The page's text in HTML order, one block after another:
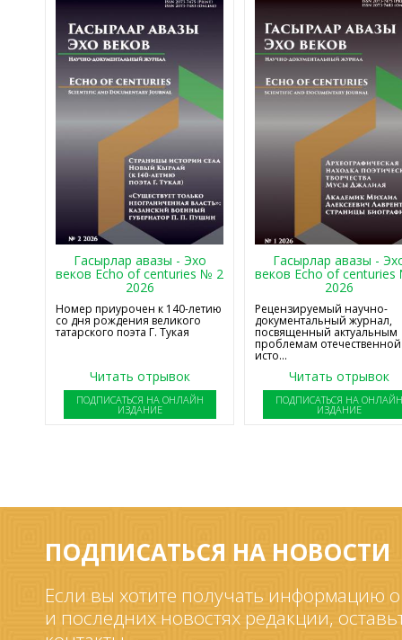
Гасырлар авазы - Эхо
веков Echo of centuries № 2
2026
Номер приурочен к 140-летию
со дня рождения великого
татарского поэта Г. Тукая
Читать отрывок
ПОДПИСАТЬСЯ НА ОНЛАЙН
ИЗДАНИЕ
Гасырлар авазы -
веков Echo of
2026
Рецензируемый научно-
документальный журнал,
посвященный актуальным
проблемам отечественной
исто...
Читать отрывок
ПОДПИСАТЬСЯ НА
ИЗДАНИЕ
ПОДПИСАТЬСЯ НА НОВОСТИ
Если вы хотите получать информацию
и последних новостях редакции,